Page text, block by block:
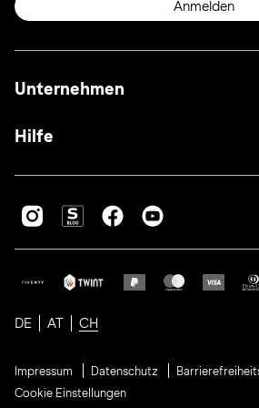
Anmelden
Unternehmen
Hilfe
DE AT CH
Impressum Datenschutz
Cookie Einstellungen